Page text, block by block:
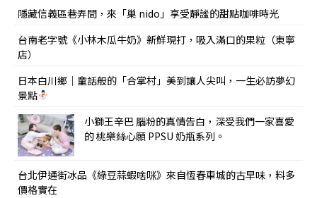
隱藏信義區巷弄間，來「巢 nido」享受靜謐的甜點咖啡時光
台南老字號《小林木瓜牛奶》新鮮現打，吸入滿口的果粒（東寧
店）
日本白川鄉｜童話般的「合掌村」美到讓人尖叫，一生必訪夢幻
景點
小獅王辛巴 腦粉的真情告白，深受我們一家喜愛
的 桃樂絲心願 PPSU 奶瓶系列。
台北伊通街冰品《綠豆蒜蝦啥咪》來自恆春車城的古早味，料多
價格實在